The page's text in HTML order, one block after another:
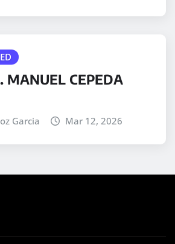
MANUEL CEPEDA
Garcia Mar 12, 2026